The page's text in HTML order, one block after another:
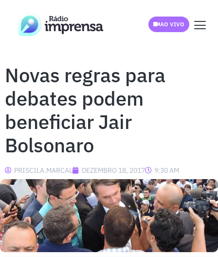
AO VIVO
Novas regras para
debates podem
beneficiar Jair
Bolsonaro
PRISCILA.MARCAL DEZEMBRO 18, 2017 9:30 AM